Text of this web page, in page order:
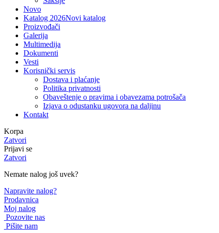
Novo
Katalog 2026Novi katalog
Proizvođači
Galerija
Multimedija
Dokumenti
Vesti
Korisnički servis
Dostava i plaćanje
Politika privatnosti
Obaveštenje o pravima i obavezama potrošača
Izjava o odustanku ugovora na daljinu
Kontakt
Korpa
Zatvori
Prijavi se
Zatvori
Nemate nalog još uvek?
Napravite nalog?
Prodavnica
Moj nalog
Pozovite nas
Pišite nam